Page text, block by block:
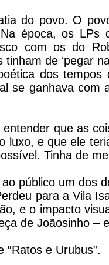
do povo. O
época, os LPs
com os do
de ‘pegar
dos
se ganhava com
que as
luxo, e que ele
Tinha de
público um dos
para a Vila
e o impacto
de Joãosinho
e Urubus”.